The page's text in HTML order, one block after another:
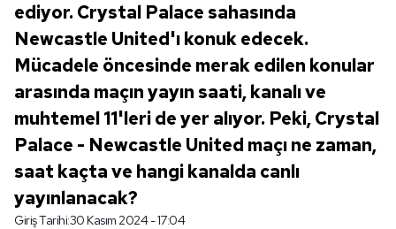
ediyor. Crystal Palace sahasında
Newcastle United'ı konuk edecek.
Mücadele öncesinde merak edilen konular
arasında maçın yayın saati, kanalı ve
muhtemel 11'leri de yer alıyor. Peki, Crystal
Palace - Newcastle United maçı ne zaman,
saat kaçta ve hangi kanalda canlı
yayınlanacak?
Giriş Tarihi:30 Kasım 2024 - 17:04